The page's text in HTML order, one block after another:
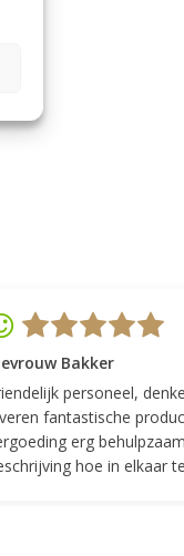
Bakker
personeel,
fantastische
erg
hoe in elkaar